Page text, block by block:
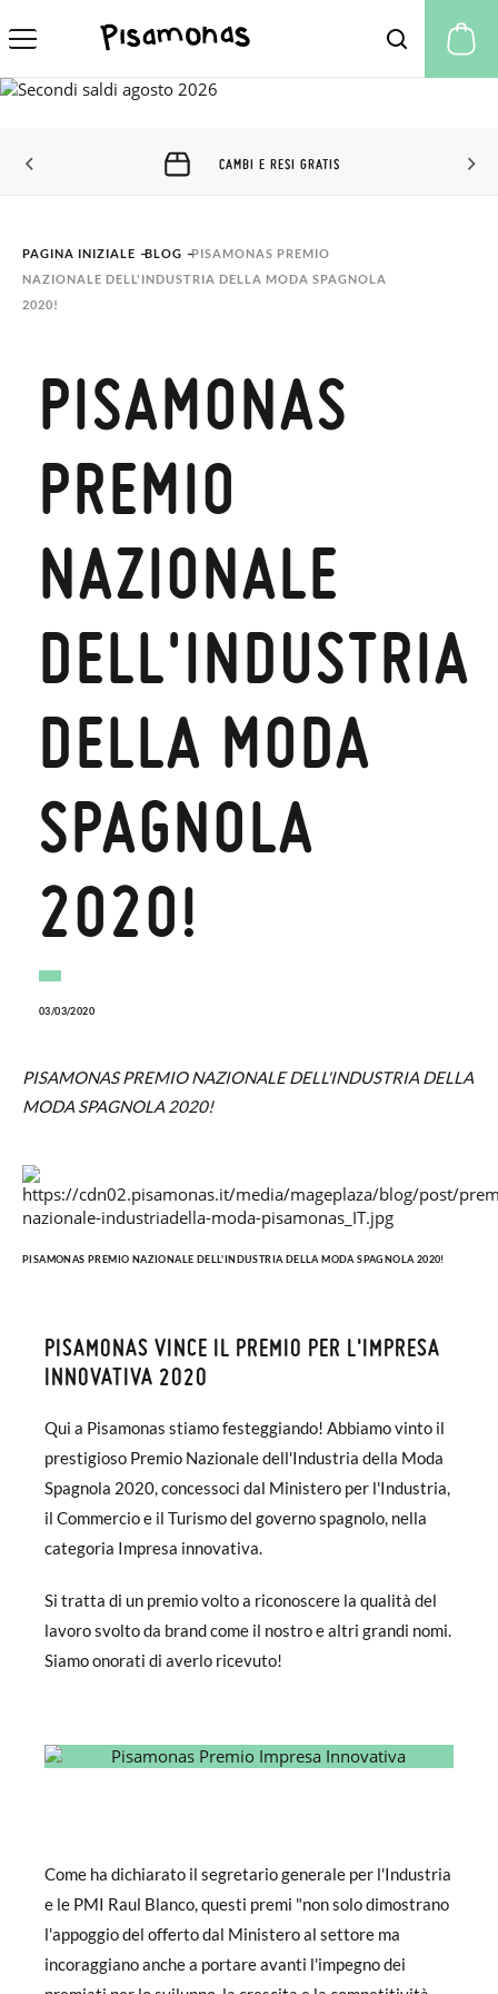
CAMBI E RESI GRATIS
PAGINA INIZIALE BLOG
PISAMONAS PREMIO
NAZIONALE DELL'INDUSTRIA DELLA MODA SPAGNOLA
2020!
PISAMONAS
PREMIO
NAZIONALE
DELL'INDUSTRIA
DELLA MODA
SPAGNOLA
2020!
03/03/2020
PISAMONAS PREMIO NAZIONALE DELL'INDUSTRIA DELLA
MODA SPAGNOLA 2020!
PISAMONAS PREMIO NAZIONALE DELL'INDUSTRIA DELLA MODA SPAGNOLA 2020!
PISAMONAS VINCE IL PREMIO PER L'IMPRESA
INNOVATIVA 2020
Qui a Pisamonas stiamo festeggiando! Abbiamo vinto il
prestigioso Premio Nazionale dell'Industria della Moda
Spagnola 2020, concessoci dal Ministero per l'Industria,
il Commercio e il Turismo del governo spagnolo, nella
categoria Impresa innovativa.
Si tratta di un premio volto a riconoscere la qualità del
lavoro svolto da brand come il nostro e altri grandi nomi.
Siamo onorati di averlo ricevuto!
Come ha dichiarato il segretario generale per l'Industria
e le PMI Raul Blanco, questi premi "non solo dimostrano
l'appoggio del offerto dal Ministero al settore ma
incoraggiano anche a portare avanti l'impegno dei